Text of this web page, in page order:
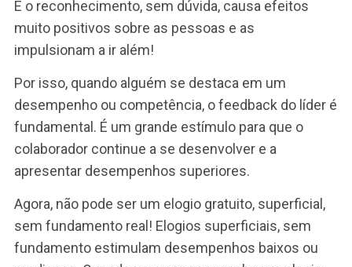
1. Como dar feedback
positivo ou feedback de
elogio
Em primeiro lugar, o feedback de elogio é muito
importante, porque trata-se de um
E o reconhecimento, sem dúvida, causa efeitos
muito positivos sobre as pessoas e as
impulsionam a ir além!
Por isso, quando alguém se destaca em um